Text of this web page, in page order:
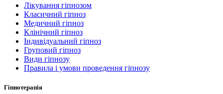
Лікування гіпнозом
Класичний гіпноз
Медичний гіпноз
Клінічний гіпноз
Індивідуальний гіпноз
Груповий гіпноз
Види гіпнозу
Правила і умови проведення гіпнозу
Гіпнотерапія